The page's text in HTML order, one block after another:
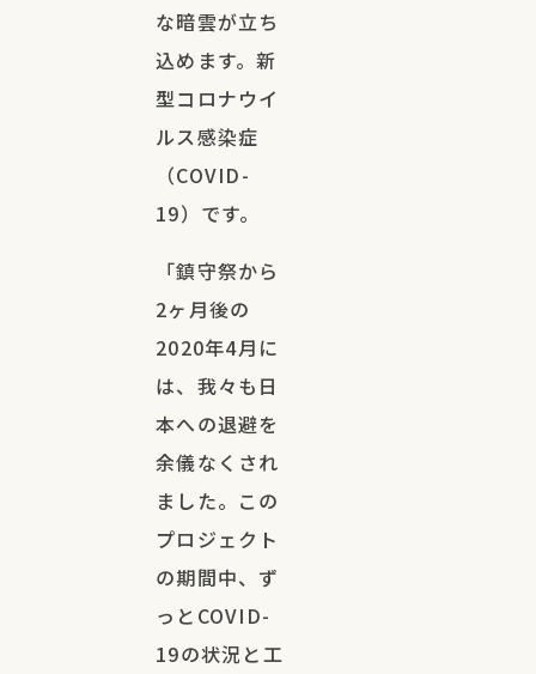
な暗雲が立ち
込めます。新
型コロナウイ
ルス感染症
（COVID-
19）です。
「鎮守祭から
2ヶ月後の
2020年4月に
は、我々も日
本への退避を
余儀なくされ
ました。この
プロジェクト
の期間中、ず
っとCOVID-
19の状況と工